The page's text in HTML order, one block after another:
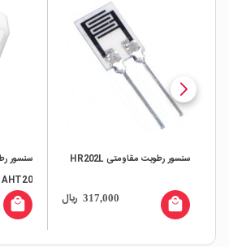
سنسور رطوبت مقاومتی HR202L
317,000 ریال local_mall
AHT20
local_mall